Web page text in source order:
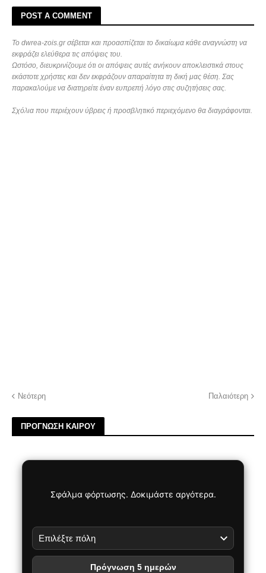
POST A COMMENT
Το dwrea-zois.gr σέβεται και προασπίζεται το δικαίωμα κάθε αναγνώστη να
εκφράζει ελεύθερα τις απόψεις του.
Ωστόσο, διευκρινίζουμε ότι οι απόψεις αυτές ανήκουν αποκλειστικά στους
εκάστοτε χρήστες και δεν εκφράζουν απαραίτητα τη δική μας θέση. Σας
παρακαλούμε να διατηρείτε έναν ευπρεπή λόγο στις συζητήσεις σας.
Σχόλια που περιέχουν ύβρεις ή προσβλητικό περιεχόμενο θα διαγράφονται.
Νεότερη Παλαιότερη
ΠΡΟΓΝΩΣΗ ΚΑΙΡΟΥ
Σφάλμα φόρτωσης. Δοκιμάστε αργότερα.
Πρόγνωση 5 ημερών